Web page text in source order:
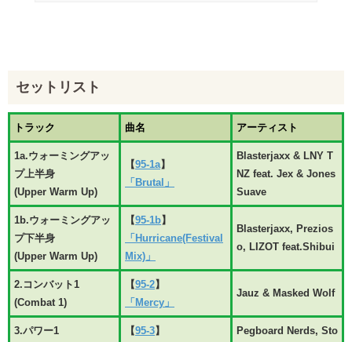
セットリスト
トラック 曲名 アーティスト
1a.ウォーミングアッ
プ上半身
(Upper Warm Up)
【95-1a】
「Brutal」
Blasterjaxx & LNY T
NZ feat. Jex & Jones
Suave
1b.ウォーミングアッ
プ下半身
(Upper Warm Up)
【95-1b】
「Hurricane(Festival
Mix)」
Blasterjaxx, Prezios
o, LIZOT feat.Shibui
2.コンバット1
(Combat 1)
【95-2】
「Mercy」
Jauz & Masked Wolf
3.パワー1
【95-3】
Pegboard Nerds, Sto